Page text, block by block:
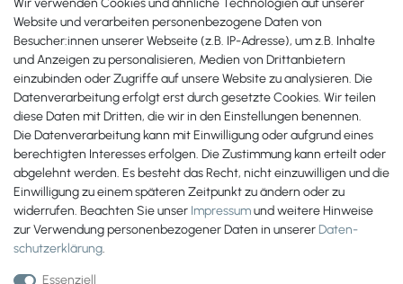
+49 561 287 907 84
Zahlungsmöglichkeiten
Wir verwenden Cookies und ähnliche Technologien auf unserer
Website und verarbeiten personenbezogene Daten von
Besucher:innen unserer Webseite (z.B. IP-Adresse), um z.B. Inhalte
und Anzeigen zu personalisieren, Medien von Drittanbietern
einzubinden oder Zugriffe auf unsere Website zu analysieren. Die
Datenverarbeitung erfolgt erst durch gesetzte Cookies. Wir teilen
diese Daten mit Dritten, die wir in den Einstellungen benennen.
Die Datenverarbeitung kann mit Einwilligung oder aufgrund eines
berechtigten Interesses erfolgen. Die Zustimmung kann erteilt oder
abgelehnt werden. Es besteht das Recht, nicht einzuwilligen und die
Einwilligung zu einem späteren Zeitpunkt zu ändern oder zu
widerrufen. Beachten Sie unser Impressumund weitere Hinweise
zur Verwendung personenbezogener Daten in unsererDaten­
schutz­erklärung.
Essenziell